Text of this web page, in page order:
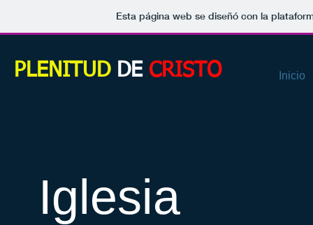
Esta página web se diseñó con la
PLENITUDDE CRISTO Inicio
Iglesia